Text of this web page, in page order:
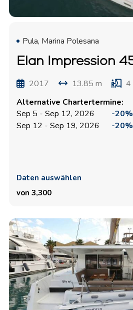
Pula, Marina Polesana
2017 13.85 m 4
Alternative Chartertermine:
Sep 5 - Sep 12, 2026
-20%
Sep 12 - Sep 19, 2026
-20%
Daten auswählen
von 3,300